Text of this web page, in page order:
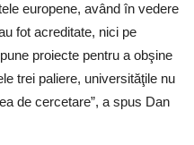
europene, având în vedere
fot acreditate, nici pe
proiecte pentru a obşine
trei paliere, universităţile nu
de cercetare”, a spus Dan